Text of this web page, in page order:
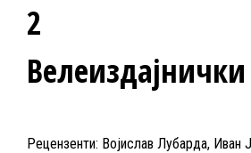
2
Рецензенти: Војислав Лубарда, Иван